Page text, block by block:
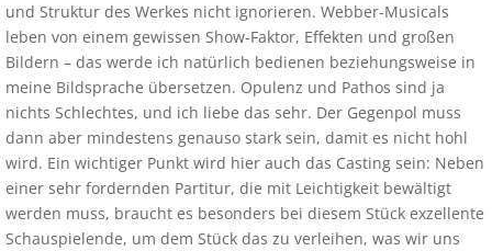
und Struktur des Werkes nicht ignorieren. Webber-Musicals
leben von einem gewissen Show-Faktor, Effekten und großen
Bildern – das werde ich natürlich bedienen beziehungsweise in
meine Bildsprache übersetzen. Opulenz und Pathos sind ja
nichts Schlechtes, und ich liebe das sehr. Der Gegenpol muss
dann aber mindestens genauso stark sein, damit es nicht hohl
wird. Ein wichtiger Punkt wird hier auch das Casting sein: Neben
einer sehr fordernden Partitur, die mit Leichtigkeit bewältigt
werden muss, braucht es besonders bei diesem Stück exzellente
Schauspielende, um dem Stück das zu verleihen, was wir uns